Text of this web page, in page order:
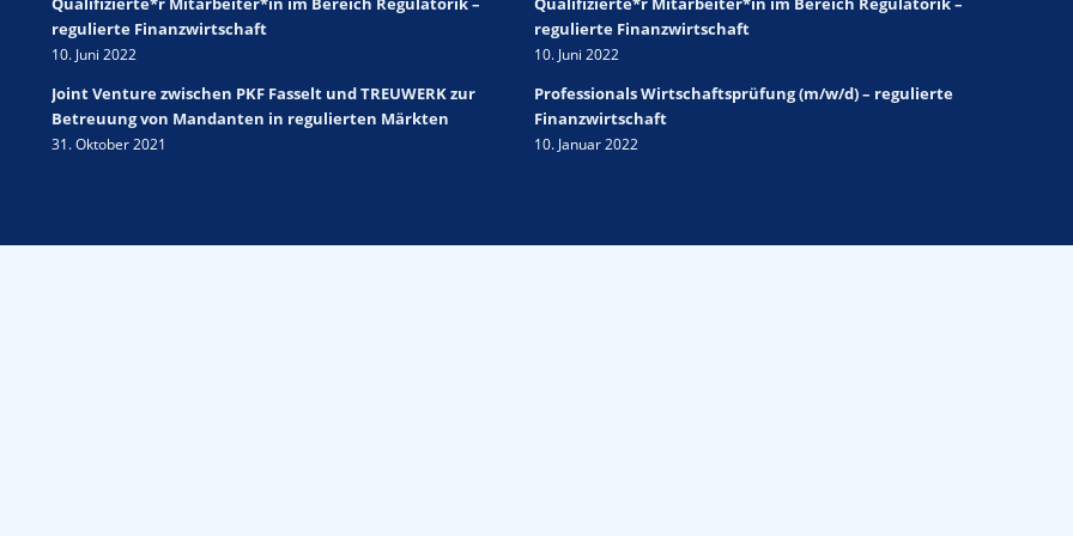
regulierte Finanzwirtschaft
10. Juni 2022
Joint Venture zwischen PKF Fasselt und TREUWERK zur
Betreuung von Mandanten in regulierten Märkten
31. Oktober 2021
regulierte Finanzwirtschaft
10. Juni 2022
Professionals Wirtschaftsprüfung (m/w/d) – regulierte
Finanzwirtschaft
10. Januar 2022